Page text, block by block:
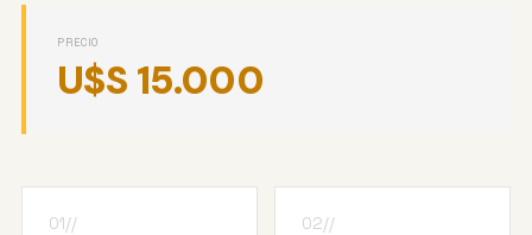
PRECIO
U$S 15.000
01// 02//